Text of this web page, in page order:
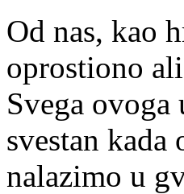
Od nas, kao
oprostiono
Svega
svestan kada
nalazimo u